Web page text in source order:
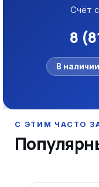
Счёт
8
В